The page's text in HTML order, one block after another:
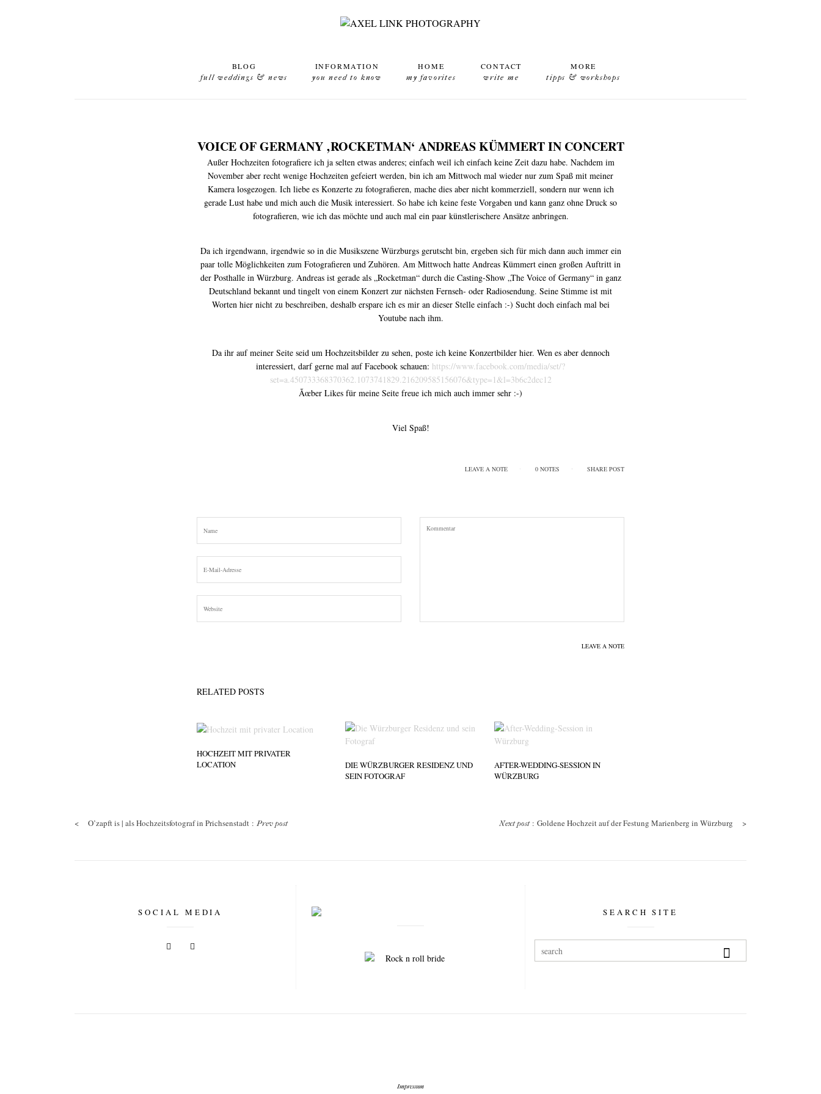
BLOG
full weddings & news
INFORMATION
you need to know
HOME
my favorites
CONTACT
write me
MORE
tipps & workshops
VOICE OF GERMANY ‚ROCKETMAN‘ ANDREAS KÜMMERT IN CONCERT
Außer Hochzeiten fotografiere ich ja selten etwas anderes; einfach weil ich einfach keine Zeit dazu habe. Nachdem im
November aber recht wenige Hochzeiten gefeiert werden, bin ich am Mittwoch mal wieder nur zum Spaß mit meiner
Kamera losgezogen. Ich liebe es Konzerte zu fotografieren, mache dies aber nicht kommerziell, sondern nur wenn ich
gerade Lust habe und mich auch die Musik interessiert. So habe ich keine feste Vorgaben und kann ganz ohne Druck so
fotografieren, wie ich das möchte und auch mal ein paar künstlerischere Ansätze anbringen.
Da ich irgendwann, irgendwie so in die Musikszene Würzburgs gerutscht bin, ergeben sich für mich dann auch immer ein
paar tolle Möglichkeiten zum Fotografieren und Zuhören. Am Mittwoch hatte Andreas Kümmert einen großen Auftritt in
der Posthalle in Würzburg. Andreas ist gerade als „Rocketman“ durch die Casting-Show „The Voice of Germany“ in ganz
Deutschland bekannt und tingelt von einem Konzert zur nächsten Fernseh- oder Radiosendung. Seine Stimme ist mit
Worten hier nicht zu beschreiben, deshalb erspare ich es mir an dieser Stelle einfach :-) Sucht doch einfach mal bei
Youtube nach ihm.
Da ihr auf meiner Seite seid um Hochzeitsbilder zu sehen, poste ich keine Konzertbilder hier. Wen es aber dennoch
interessiert, darf gerne mal auf Facebook schauen: https://www.facebook.com/media/set/?
set=a.450733368370362.1073741829.216209585156076&type=1&l=3b6c2dec12
Ãœber Likes für meine Seite freue ich mich auch immer sehr :-)
Viel Spaß!
LEAVE A NOTE 0 NOTES SHARE POST
LEAVE A NOTE
RELATED POSTS
HOCHZEIT MIT PRIVATER
LOCATION
DIE WÜRZBURGER RESIDENZ UND
SEIN FOTOGRAF
AFTER-WEDDING-SESSION IN
WÜRZBURG
< O’zapft is | als Hochzeitsfotograf in Prichsenstadt :Prev post >
Next post: Goldene Hochzeit auf der Festung Marienberg in Würzburg
SOCIAL MEDIA SEARCH SITE
Impressum